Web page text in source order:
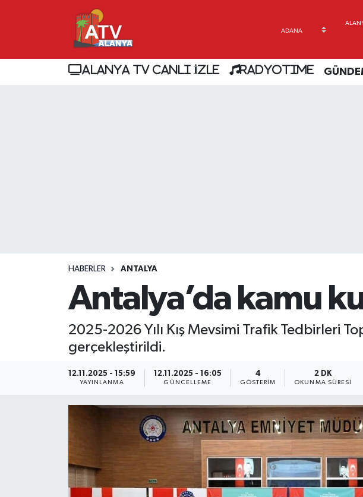
ALANYA TV CANLI İZLE RADYOTIME
HABERLER ANTALYA
Antalya’da kamu
2025-2026 Yılı Kış Mevsimi Trafik Tedbirleri
gerçekleştirildi.
12.11.2025 - 15:59
YAYINLANMA
12.11.2025 - 16:05
GÜNCELLEME
4
GÖSTERIM
2 DK
OKUNMA SÜRESI